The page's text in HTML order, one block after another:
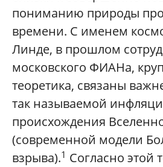
пониманию природы
времени. С именем
Линде, в прошлом
московского ФИАНа,
теоретика, связаны
так называемой
происхождения
(современной модели
взрыва).1 Согласно этой